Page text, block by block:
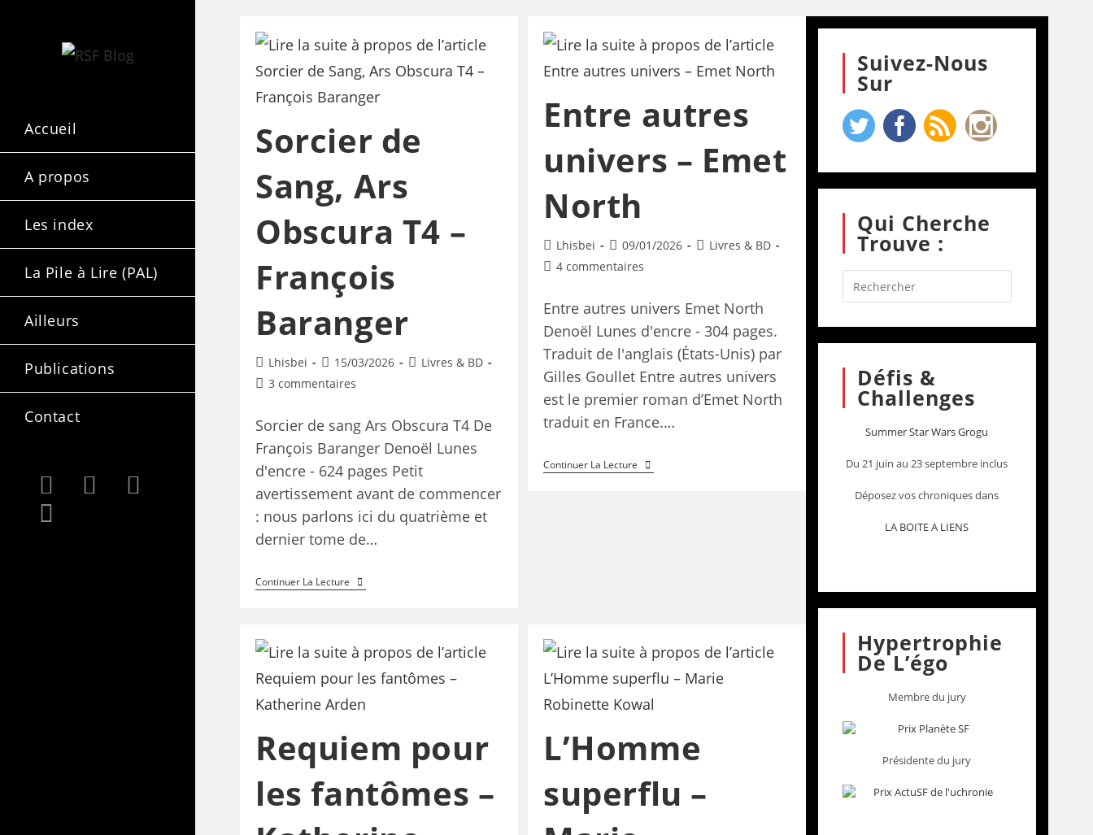
Accueil
A propos
Les index
La Pile à Lire (PAL)
Ailleurs
Publications
Contact
Sorcier de
Sang, Ars
Obscura T4 –
François
Baranger
Lhisbei 15/03/2026
Livres & BD
3 commentaires
Sorcier de sang Ars Obscura T4 De
François Baranger Denoël Lunes
d'encre - 624 pages Petit
avertissement avant de commencer
: nous parlons ici du quatrième et
dernier tome de…
Continuer La Lecture
Entre autres
univers – Emet
North
Lhisbei 09/01/2026
Livres & BD
4 commentaires
Entre autres univers Emet North
Denoël Lunes d'encre - 304 pages.
Traduit de l'anglais (États-Unis) par
Gilles Goullet Entre autres univers
est le premier roman d’Emet North
traduit en France.…
Continuer La Lecture
Requiem pour
les fantômes –
L’Homme
superflu –
Suivez-Nous
Sur
Qui Cherche
Trouve :
Défis &
Challenges
Summer Star Wars Grogu
Du 21 juin au 23 septembre inclus
Déposez vos chroniques dans
LA BOITE A LIENS
Hypertrophie
De L’égo
Membre du jury
Présidente du jury